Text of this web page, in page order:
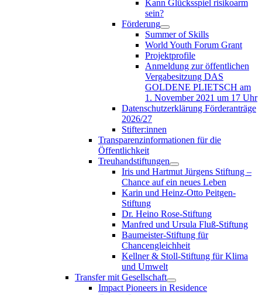
Kann Glücksspiel risikoarm
sein?
Förderung
Summer of Skills
World Youth Forum Grant
Projektprofile
Anmeldung zur öffentlichen
Vergabesitzung DAS
GOLDENE PLIETSCH am
1. November 2021 um 17 Uhr
Datenschutzerklärung Förderanträge
2026/27
Stifter:innen
Transparenzinformationen für die
Öffentlichkeit
Treuhandstiftungen
Iris und Hartmut Jürgens Stiftung –
Chance auf ein neues Leben
Karin und Heinz-Otto Peitgen-
Stiftung
Dr. Heino Rose-Stiftung
Manfred und Ursula Fluß-Stiftung
Baumeister-Stiftung für
Chancengleichheit
Kellner & Stoll-Stiftung für Klima
und Umwelt
Transfer mit Gesellschaft
Impact Pioneers in Residence